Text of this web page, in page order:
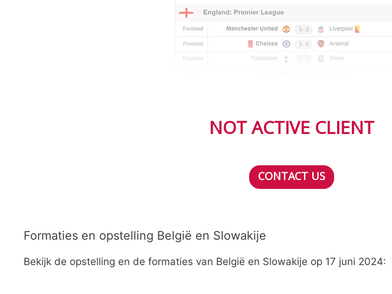
NOT ACTIVE CLIENT
CONTACT US
Formaties en opstelling België en Slowakije
Bekijk de opstelling en de formaties van België en Slowakije op 17 juni 2024: